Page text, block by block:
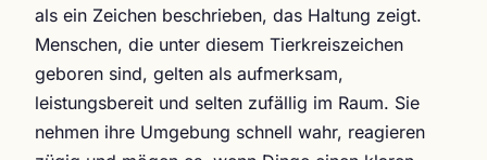
als ein Zeichen beschrieben, das Haltung zeigt.
Menschen, die unter diesem Tierkreiszeichen
geboren sind, gelten als aufmerksam,
leistungsbereit und selten zufällig im Raum. Sie
nehmen ihre Umgebung schnell wahr, reagieren